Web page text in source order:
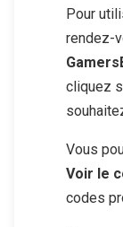
Pour
rendez-
cliquez
Vous
Voir le
codes